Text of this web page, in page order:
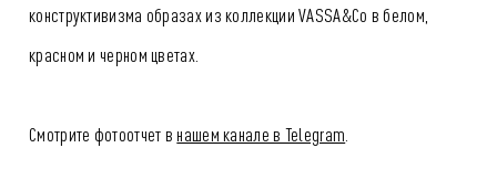
конструктивизма образах из коллекции VASSA&Co в белом,
красном и черном цветах.
Смотрите фотоотчет внашем канале в Telegram